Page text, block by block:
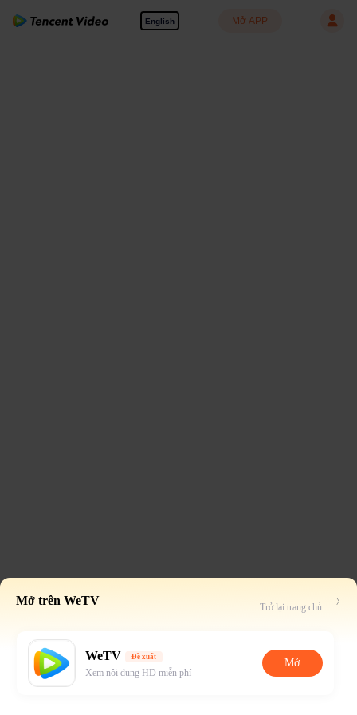
English Mở APP
Mở trên WeTV Trở lại trang chủ
WeTV Đề xuất
Xem nội dung HD miễn phí
Mở